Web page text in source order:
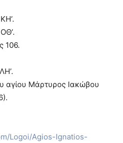
106.
αγίου Μάρτυρος Ιακώβου
Logoi/Agios-Ignatios-